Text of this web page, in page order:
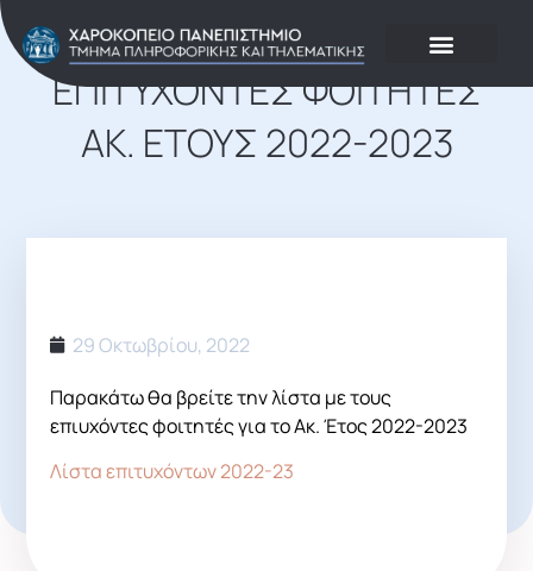
ΕΠΙΤΥΧΌΝΤΕΣ ΦΟΙΤΗΤΈΣ
ΑΚ. ΈΤΟΥΣ 2022-2023
29 Οκτωβρίου, 2022
Παρακάτω θα βρείτε την λίστα με τους
επιυχόντες φοιτητές για το Ακ. Έτος 2022-2023
Λίστα επιτυχόντων 2022-23